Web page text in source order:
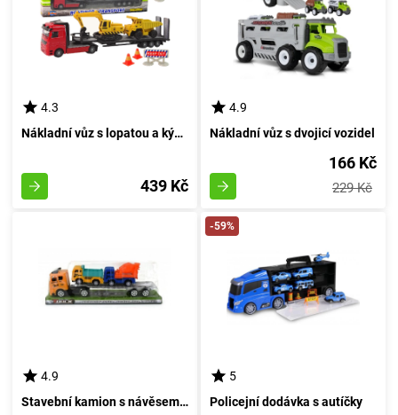
4.3
Nákladní vůz s lopatou a kývadlem
439 Kč
4.9
Nákladní vůz s dvojicí vozidel
166 Kč
229 Kč
4.9
Stavební kamion s návěsem + 2 stavební vozy - 1
-59%
5
Policejní dodávka s autíčky